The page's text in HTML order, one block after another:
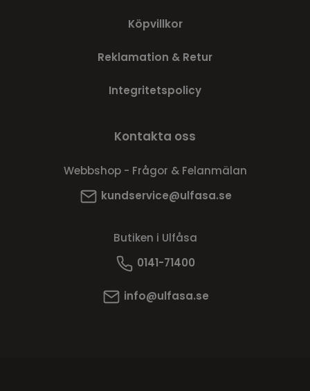
Köpvillkor
Reklamation & Retur
Integritetspolicy
Kontakta oss
Webbshop - Frågor & Felanmälan
kundservice@ulfasa.se
Butiken i Ulfåsa
0141-71400
info@ulfasa.se